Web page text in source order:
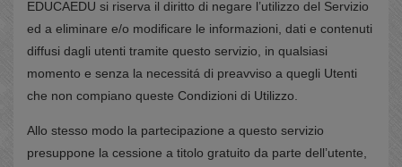
EDUCAEDU si riserva il diritto di negare l’utilizzo del Servizio
ed a eliminare e/o modificare le informazioni, dati e contenuti
diffusi dagli utenti tramite questo servizio, in qualsiasi
momento e senza la necessitá di preavviso a quegli Utenti
che non compiano queste Condizioni di Utilizzo.
Allo stesso modo la partecipazione a questo servizio
presuppone la cessione a titolo gratuito da parte dell’utente,